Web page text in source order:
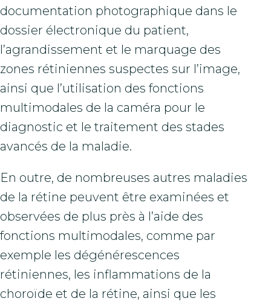
documentation photographique dans le
dossier électronique du patient,
l’agrandissement et le marquage des
zones rétiniennes suspectes sur l’image,
ainsi que l’utilisation des fonctions
multimodales de la caméra pour le
diagnostic et le traitement des stades
avancés de la maladie.
En outre, de nombreuses autres maladies
de la rétine peuvent être examinées et
observées de plus près à l’aide des
fonctions multimodales, comme par
exemple les dégénérescences
rétiniennes, les inflammations de la
choroïde et de la rétine, ainsi que les